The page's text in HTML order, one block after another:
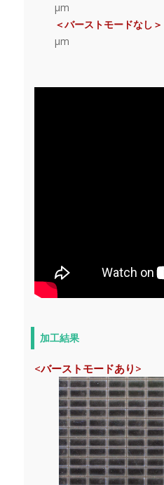
μm
＜バーストモードなし＞
μm
加工結果
<バーストモードあり>